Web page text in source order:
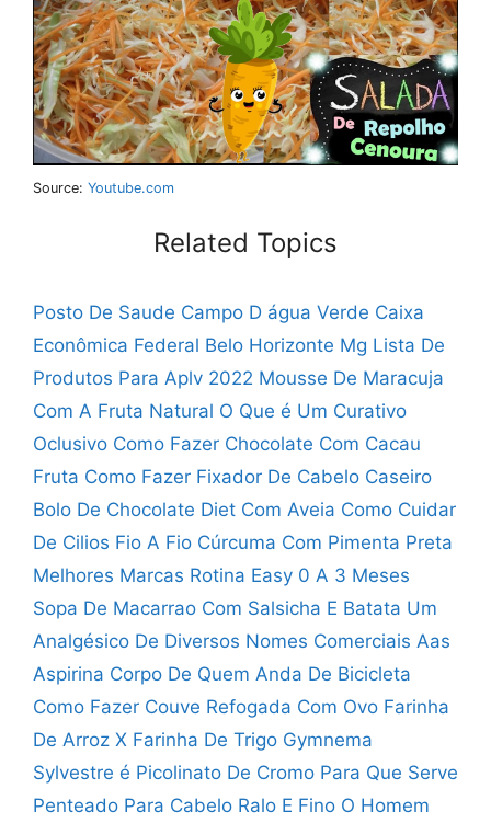
Source: Youtube.com
Related Topics
Posto De Saude Campo D água Verde Caixa
Econômica Federal Belo Horizonte Mg Lista De
Produtos Para Aplv 2022 Mousse De Maracuja
Com A Fruta Natural O Que é Um Curativo
Oclusivo Como Fazer Chocolate Com Cacau
Fruta Como Fazer Fixador De Cabelo Caseiro
Bolo De Chocolate Diet Com Aveia Como Cuidar
De Cilios Fio A Fio Cúrcuma Com Pimenta Preta
Melhores Marcas Rotina Easy 0 A 3 Meses
Sopa De Macarrao Com Salsicha E Batata Um
Analgésico De Diversos Nomes Comerciais Aas
Aspirina Corpo De Quem Anda De Bicicleta
Como Fazer Couve Refogada Com Ovo Farinha
De Arroz X Farinha De Trigo Gymnema
Sylvestre é Picolinato De Cromo Para Que Serve
Penteado Para Cabelo Ralo E Fino O Homem